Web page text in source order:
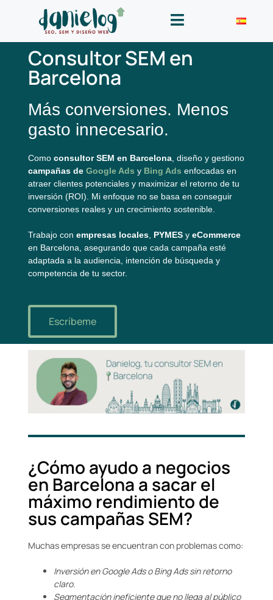
Consultor SEM en
Barcelona
Más conversiones. Menos
gasto innecesario.
Como consultor SEM en Barcelona , diseño y gestiono
campañas de Google Ads y Bing Ads enfocadas en
atraer clientes potenciales y maximizar el retorno de tu
inversión (ROI). Mi enfoque no se basa en conseguir
conversiones reales y un crecimiento sostenible.
Trabajo con empresas locales PYMES y eCommerce
en Barcelona, asegurando que cada campaña esté
adaptada a la audiencia, intención de búsqueda y
competencia de tu sector.
Escríbeme
¿Cómo ayudo a negocios
en Barcelona a sacar el
máximo rendimiento de
sus campañas SEM?
Muchas empresas se encuentran con problemas como:
Inversión en Google Ads o Bing Ads sin retorno
claro.
Segmentación ineficiente que no llega al público